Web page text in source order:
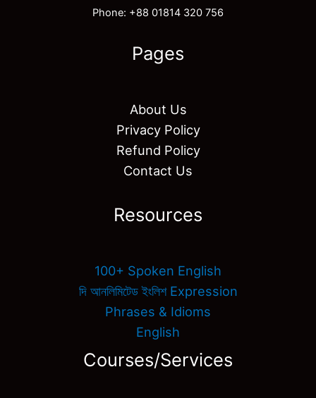
Phone: +88 01814 320 756
Pages
About Us
Privacy Policy
Refund Policy
Contact Us
Resources
100+ Spoken English
দি আনলিমিটেড ইংলিশ Expression
Phrases & Idioms
English
Courses/Services